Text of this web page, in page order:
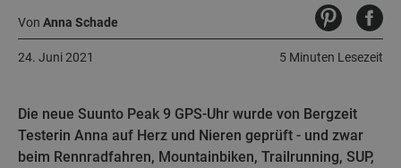
Von Anna Schade
5 Minuten Lesezeit
24. Juni 2021
Die neue Suunto Peak 9 GPS-Uhr wurde von Bergzeit
Testerin Anna auf Herz und Nieren geprüft - und zwar
beim Rennradfahren, Mountainbiken, Trailrunning, SUP,